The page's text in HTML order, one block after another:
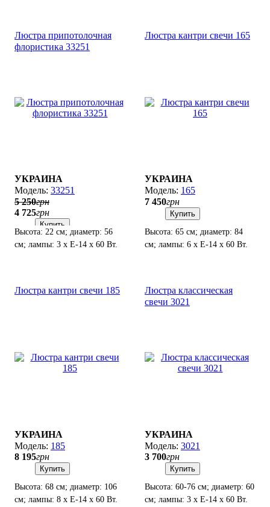
Люстра припотолочная
флористика 33251
УКРАИНА
33251
5 250грн
4 725грн
Купить
Высота: 22 см; диаметр: 56
см; лампы: 3 х Е-14 х 60 Вт.
Люстра кантри свечи 165
УКРАИНА
165
7 450грн
Купить
Высота: 65 см; диаметр: 84
см; лампы: 6 х Е-14 х 60 Вт.
Люстра кантри свечи 185
УКРАИНА
185
8 195грн
Купить
Высота: 68 см; диаметр: 106
см; лампы: 8 х Е-14 х 60 Вт.
Люстра классическая
свечи 3021
УКРАИНА
3021
3 700грн
Купить
Высота: 60-76 см; диаметр: 60
см; лампы: 3 х Е-14 х 60 Вт.